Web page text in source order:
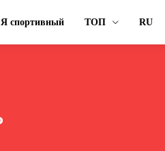
Я спортивный ТОП RU